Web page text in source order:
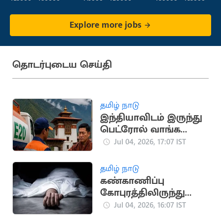
Explore more jobs
தொடர்புடைய செய்தி
தமிழ் நாடு
இந்தியாவிடம் இருந்து
பெட்ரோல் வாங்க
பூடான் மறுப்பு
Jul 04, 2026, 17:07 IST
தமிழ் நாடு
கண்காணிப்பு
கோபுரத்திலிருந்து
தொழிலாளர்கள் தவறி
Jul 04, 2026, 16:07 IST